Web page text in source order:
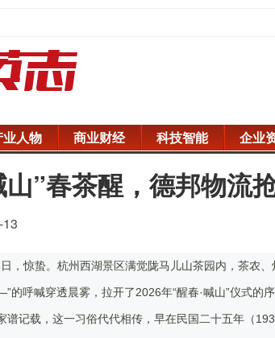
业人物 商业财经 科技智能 企业
”春茶醒，德邦物流
，惊蛰。杭州西湖景区满觉陇马儿山茶园内，茶农
呼喊穿透晨雾，拉开了2026年“醒春·喊山”仪式的序
谱记载，这一习俗代代相传，早在民国二十五年（